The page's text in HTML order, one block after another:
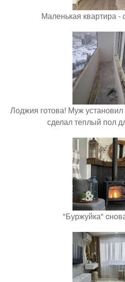
Маленькая квартира -
Лоджия готова! Муж установил
сделал теплый пол
"Буржуйка"